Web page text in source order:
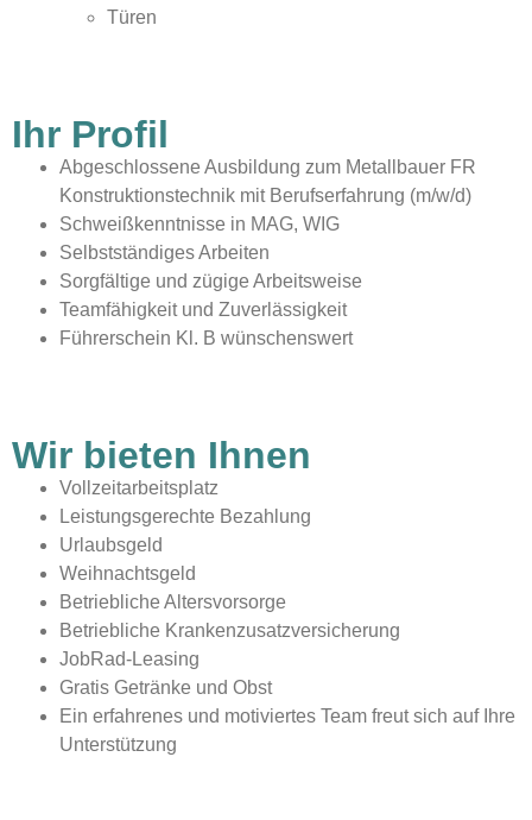
Türen
Ihr Profil
Abgeschlossene Ausbildung zum Metallbauer FR
Konstruktionstechnik mit Berufserfahrung (m/w/d)
Schweißkenntnisse in MAG, WIG
Selbstständiges Arbeiten
Sorgfältige und zügige Arbeitsweise
Teamfähigkeit und Zuverlässigkeit
Führerschein Kl. B wünschenswert
Wir bieten Ihnen
Vollzeitarbeitsplatz
Leistungsgerechte Bezahlung
Urlaubsgeld
Weihnachtsgeld
Betriebliche Altersvorsorge
Betriebliche Krankenzusatzversicherung
JobRad-Leasing
Gratis Getränke und Obst
Ein erfahrenes und motiviertes Team freut sich auf Ihre
Unterstützung